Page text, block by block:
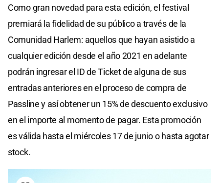
Como gran novedad para esta edición, el festival
premiará la fidelidad de su público a través de la
Comunidad Harlem: aquellos que hayan asistido a
cualquier edición desde el año 2021 en adelante
podrán ingresar el ID de Ticket de alguna de sus
entradas anteriores en el proceso de compra de
Passline y así obtener un 15% de descuento exclusivo
en el importe al momento de pagar. Esta promoción
es válida hasta el miércoles 17 de junio o hasta agotar
stock.